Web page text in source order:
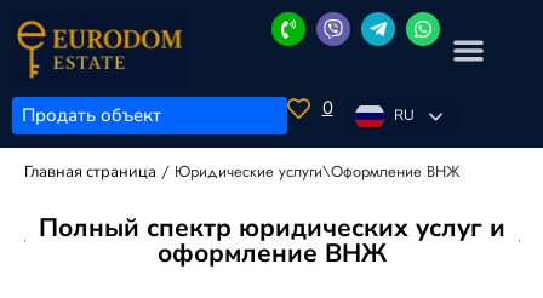
Продать объект 0 RU
Главная страница / Юридические услуги\Оформление ВНЖ
Полный спектр юридических услуг и
оформление ВНЖ